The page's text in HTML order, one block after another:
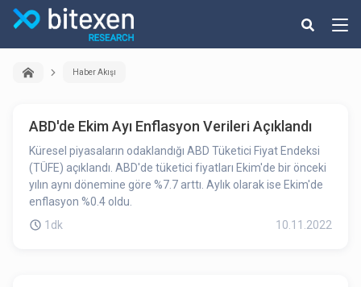
Haber Akışı
ABD'de Ekim Ayı Enflasyon Verileri Açıklandı
Küresel piyasaların odaklandığı ABD Tüketici Fiyat Endeksi
(TÜFE) açıklandı. ABD'de tüketici fiyatları Ekim'de bir önceki
yılın aynı dönemine göre %7.7 arttı. Aylık olarak ise Ekim'de
enflasyon %0.4 oldu.
1dk
10.11.2022